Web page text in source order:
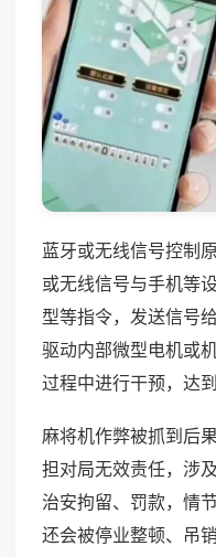
蓝牙或无线信号控制
或无线信号与手机等
型等指令，发送信号
驱动内部微型电机或
过程中进行干预，达
麻将机作弊被抓到后
担对局无效责任，涉
治安拘留、罚款，情
还会被停业整顿、吊